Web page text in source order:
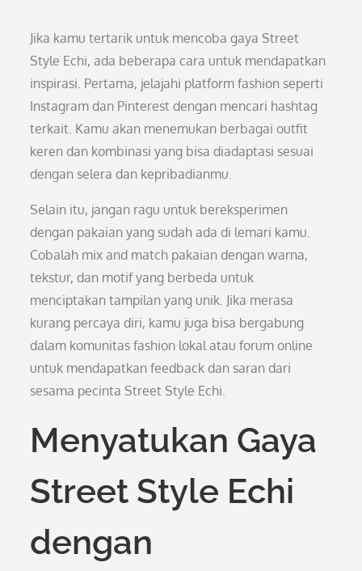
Jika kamu tertarik untuk mencoba gaya Street
Style Echi, ada beberapa cara untuk mendapatkan
inspirasi. Pertama, jelajahi platform fashion seperti
Instagram dan Pinterest dengan mencari hashtag
terkait. Kamu akan menemukan berbagai outfit
keren dan kombinasi yang bisa diadaptasi sesuai
dengan selera dan kepribadianmu.
Selain itu, jangan ragu untuk bereksperimen
dengan pakaian yang sudah ada di lemari kamu.
Cobalah mix and match pakaian dengan warna,
tekstur, dan motif yang berbeda untuk
menciptakan tampilan yang unik. Jika merasa
kurang percaya diri, kamu juga bisa bergabung
dalam komunitas fashion lokal atau forum online
untuk mendapatkan feedback dan saran dari
sesama pecinta Street Style Echi.
Menyatukan Gaya
Street Style Echi
dengan